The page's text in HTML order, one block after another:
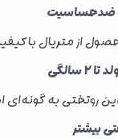
و ضدحساسیت
از متریال
سالگی
به گونه‌ای است که از بدو
بیشتر